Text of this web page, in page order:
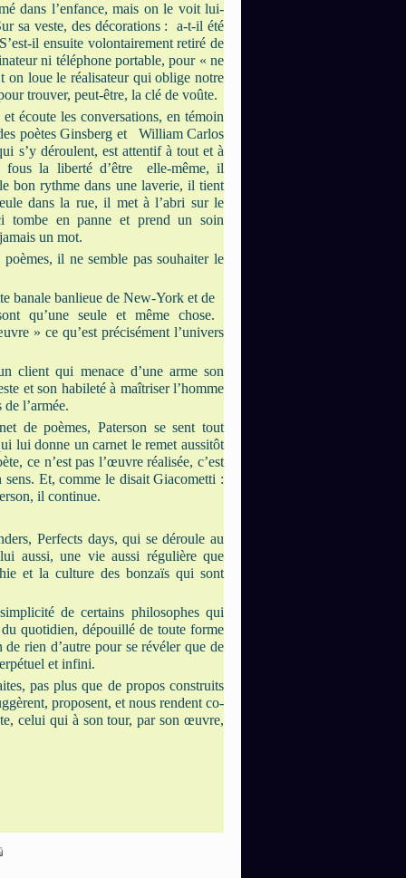
dans l’enfance, mais on le voit lui-
sa veste, des décorations : a-t-il été
il ensuite volontairement retiré de
ni téléphone portable, pour « ne
loue le réalisateur qui oblige notre
trouver, peut-être, la clé de voûte.
écoute les conversations, en témoin
poètes Ginsberg et William Carlos
s’y déroulent, est attentif à tout et à
la liberté d’être elle-même, il
bon rythme dans une laverie, il tient
dans la rue, il met à l’abri sur le
tombe en panne et prend un soin
un mot.
il ne semble pas souhaiter le
banale banlieue de New-York et de
qu’une seule et même chose.
» ce qu’est précisément l’univers
client qui menace d’une arme son
et son habileté à maîtriser l’homme
l’armée.
de poèmes, Paterson se sent tout
lui donne un carnet le remet aussitôt
ce n’est pas l’œuvre réalisée, c’est
Et, comme le disait Giacometti :
il continue.
Perfects days, qui se déroule au
aussi, une vie aussi régulière que
et la culture des bonzaïs qui sont
de certains philosophes qui
quotidien, dépouillé de toute forme
rien d’autre pour se révéler que de
et infini.
pas plus que de propos construits
proposent, et nous rendent co-
celui qui à son tour, par son œuvre,